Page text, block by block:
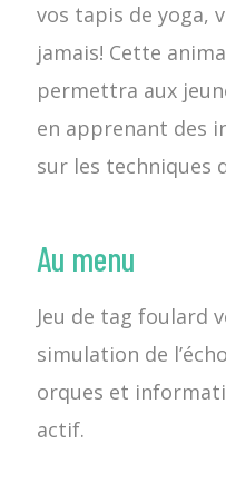
vos tapis de yoga,
jamais! Cette
permettra aux
en apprenant des
sur les techniques
Au menu
Jeu de tag foulard
simulation de
orques et
actif.